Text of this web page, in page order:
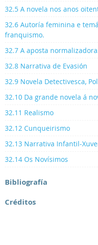
32.5 A novela nos anos
32.6 Autoría feminina e
franquismo.
32.7 A aposta
32.8 Narrativa de Evasión
32.9 Novela Detectivesca,
32.10 Da grande novela á
32.11 Realismo
32.12 Cunqueirismo
32.13 Narrativa Infantil-
32.14 Os Novísimos
Bibliografía
Créditos